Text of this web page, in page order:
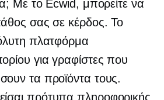
Με το Ecwid, μπορείτε να
σας σε κέρδος. Το
πλατφόρμα
για γραφίστες που
τα προϊόντα τους.
πρότυπα πληροφορικής,